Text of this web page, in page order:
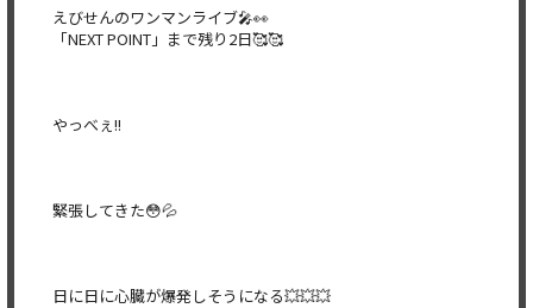
えびせんのワンマンライブ🎤👀
「NEXT POINT」まで残り2日🥰🥰
やっべぇ!!
緊張してきた😳💦
日に日に心臓が爆発しそうになる💥💥💥